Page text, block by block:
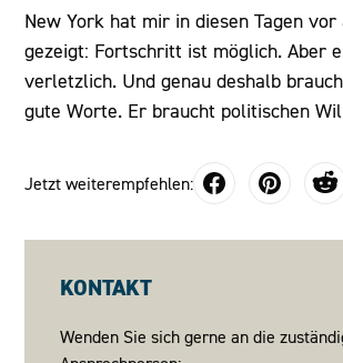
New York hat mir in diesen Tagen
gezeigt: Fortschritt ist möglich. Aber
verletzlich. Und genau deshalb
gute Worte. Er braucht politischen
Jetzt weiterempfehlen:
KONTAKT
Wenden Sie sich gerne an die